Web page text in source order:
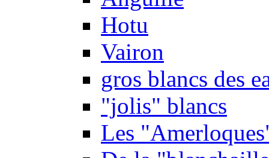
Hotu
Vairon
gros blancs des
"jolis" blancs
Les